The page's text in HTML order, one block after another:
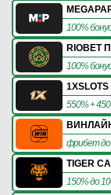
100% бонус
RIOBET
100% бонус
550% +
фрибет до
TIGER
150% до